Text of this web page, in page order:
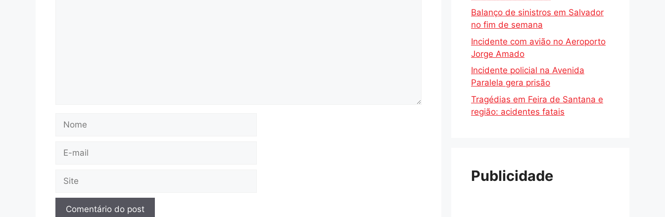
Nome
Site
Balanço de sinistros em Salvador
no fim de semana
Incidente com avião no Aeroporto
Jorge Amado
Incidente policial na Avenida
Paralela gera prisão
Tragédias em Feira de Santana e
região: acidentes fatais
Publicidade